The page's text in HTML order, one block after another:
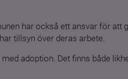
har också ett ansvar för att
tillsyn över deras arbete.
adoption. Det finns både